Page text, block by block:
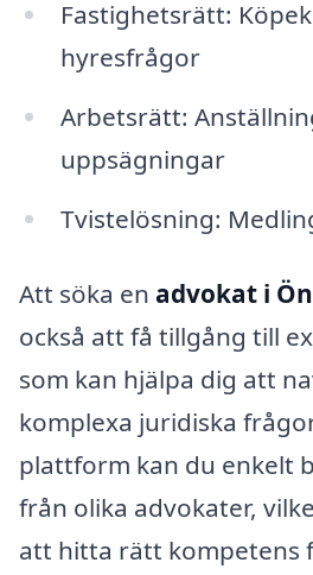
Fastighetsrätt:
hyresfrågor
Arbetsrätt:
uppsägningar
Tvistelösning:
Att söka en advokat i
också att få tillgång till
som kan hjälpa dig att
komplexa juridiska
plattform kan du enkelt
från olika advokater,
att hitta rätt kompetens